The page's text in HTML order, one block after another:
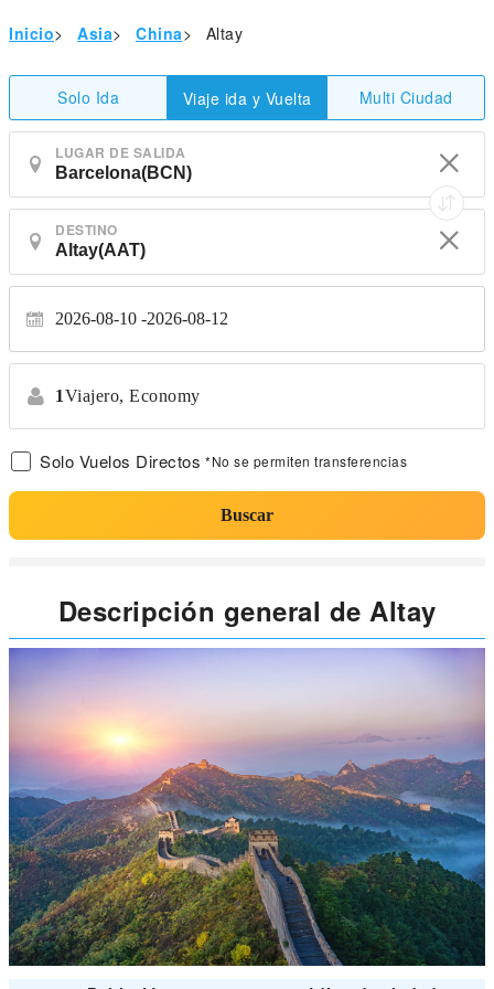
Inicio> Asia> China> Altay
Solo Ida Viaje ida y Vuelta Multi Ciudad
LUGAR DE SALIDA
DESTINO
2026-08-10 2026-08-12
1Viajero, Economy
Solo Vuelos Directos *No se permiten transferencias
Buscar
Descripción general de Altay